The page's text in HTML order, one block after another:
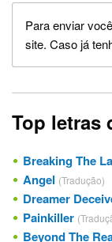
Para enviar
site. Caso já
Top letras
Breaking The
Angel (Tradução)
Dreamer
Painkiller
Beyond The